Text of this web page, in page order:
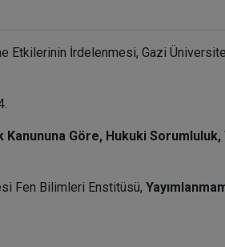
İrdelenmesi, Gazi
Kanununa Göre, Hukuki
Fen Bilimleri Enstitüsü,